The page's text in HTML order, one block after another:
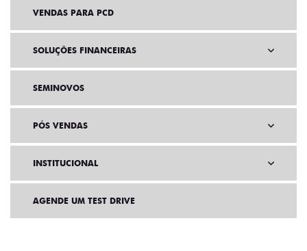
VENDAS PARA PCD
SOLUÇÕES FINANCEIRAS
SEMINOVOS
PÓS VENDAS
INSTITUCIONAL
AGENDE UM TEST DRIVE